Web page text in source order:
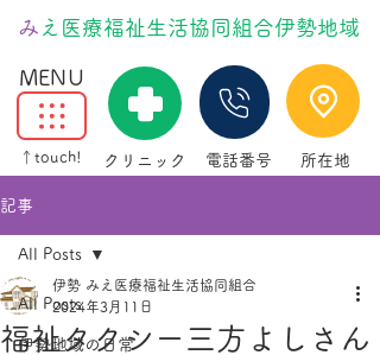
MENU
​ みえ医療福祉生活協同組合伊勢地域
↑touch! クリニック 電話番号 所在地
記事
All Posts
伊勢地域の日常
All Posts
福祉タクシー三方よしさん
伊勢 みえ医療福祉生活協同組合
2024年3月11日